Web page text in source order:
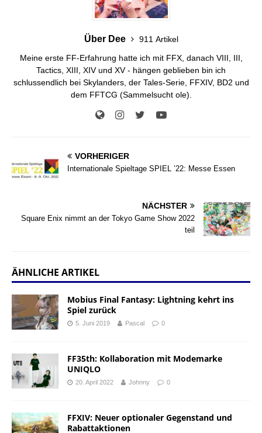
Über Dee
911 Artikel
Meine erste FF-Erfahrung hatte ich mit FFX, danach VIII, III,
Tactics, XIII, XIV und XV - hängen geblieben bin ich
schlussendlich bei Skylanders, der Tales-Serie, FFXIV, BD2 und
dem FFTCG (Sammelsucht ole).
VORHERIGER
Internationale Spieltage SPIEL ’22: Messe Essen
NÄCHSTER
Square Enix nimmt an der Tokyo Game Show 2022
teil
ÄHNLICHE ARTIKEL
Mobius Final Fantasy: Lightning kehrt ins
Spiel zurück
5. Juni 2019 Pascal 0
FF35th: Kollaboration mit Modemarke
UNIQLO
20. April 2022 Johnny 0
FFXIV: Neuer optionaler Gegenstand und
Rabattaktionen